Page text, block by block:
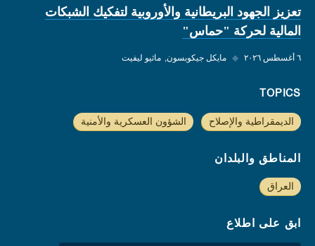
تعزيز الجهود البريطانية والأوروبية لتفكيك الشبكات
المالية لحركة "حماس"
٦ أغسطس ٢٠٢٦ ◆ مايكل جيكوبسون ماثيو ليفيت
TOPICS
الديمقراطية والإصلاح الشؤون العسكرية والأمنية
المناطق والبلدان
العراق
ابق على اطلاع